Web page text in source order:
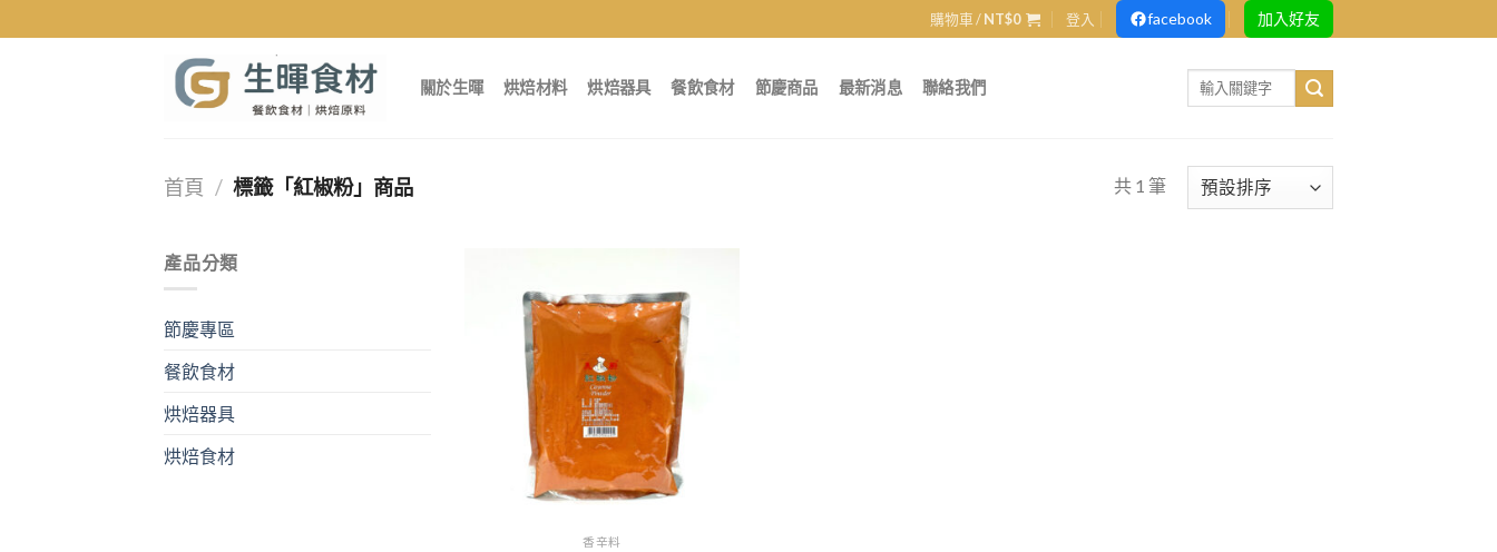
to
購物車 /NT$0 登入 facebook 加入好友
關於生暉 烘焙材料 烘焙器具 餐飲食材 節慶商品 最新消息 聯絡我們
Search
for:
首頁 / 標籤「紅椒粉」商品 共 1 筆
產品分類
節慶專區
餐飲食材
烘焙器具
烘焙食材
香辛料